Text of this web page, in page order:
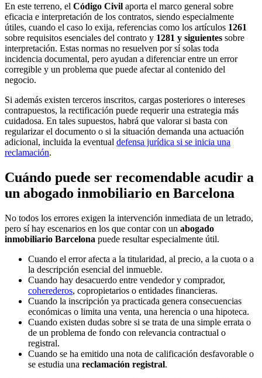
En este terreno, el Código Civil aporta el marco general sobre
eficacia e interpretación de los contratos, siendo especialmente
útiles, cuando el caso lo exija, referencias como los artículos 1261
sobre requisitos esenciales del contrato y 1281 y siguientes sobre
interpretación. Estas normas no resuelven por sí solas toda
incidencia documental, pero ayudan a diferenciar entre un error
corregible y un problema que puede afectar al contenido del
negocio.
Si además existen terceros inscritos, cargas posteriores o intereses
contrapuestos, la rectificación puede requerir una estrategia más
cuidadosa. En tales supuestos, habrá que valorar si basta con
regularizar el documento o si la situación demanda una actuación
adicional, incluida la eventual defensa jurídica si se inicia una
reclamación.
Cuándo puede ser recomendable acudir a
un abogado inmobiliario en Barcelona
No todos los errores exigen la intervención inmediata de un letrado,
pero sí hay escenarios en los que contar con un abogado
inmobiliario Barcelona puede resultar especialmente útil.
Cuando el error afecta a la titularidad, al precio, a la cuota o a
la descripción esencial del inmueble.
Cuando hay desacuerdo entre vendedor y comprador,
coherederos, copropietarios o entidades financieras.
Cuando la inscripción ya practicada genera consecuencias
económicas o limita una venta, una herencia o una hipoteca.
Cuando existen dudas sobre si se trata de una simple errata o
de un problema de fondo con relevancia contractual o
registral.
Cuando se ha emitido una nota de calificación desfavorable o
se estudia una reclamación registral.